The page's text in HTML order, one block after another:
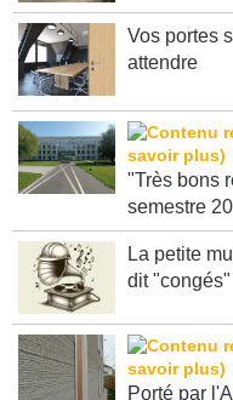
Vos portes
"Très bons
La petite